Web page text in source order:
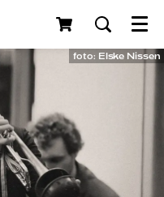
Menu
foto: Elske Nissen